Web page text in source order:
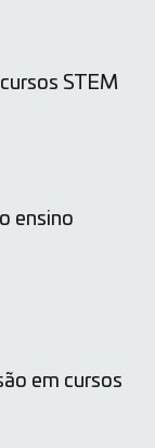
STEM
ensino
em cursos